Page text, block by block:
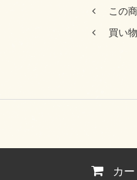
この
買い
カ